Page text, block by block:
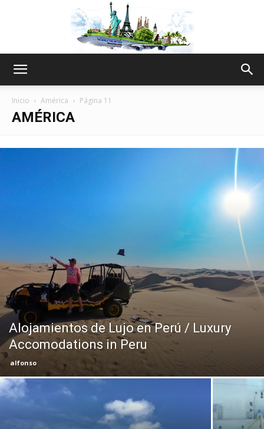
Eyes
Inicio América Página 11
AMÉRICA
Alojamientos de Lujo en Perú / Luxury
Accomodations in Peru
alfonso